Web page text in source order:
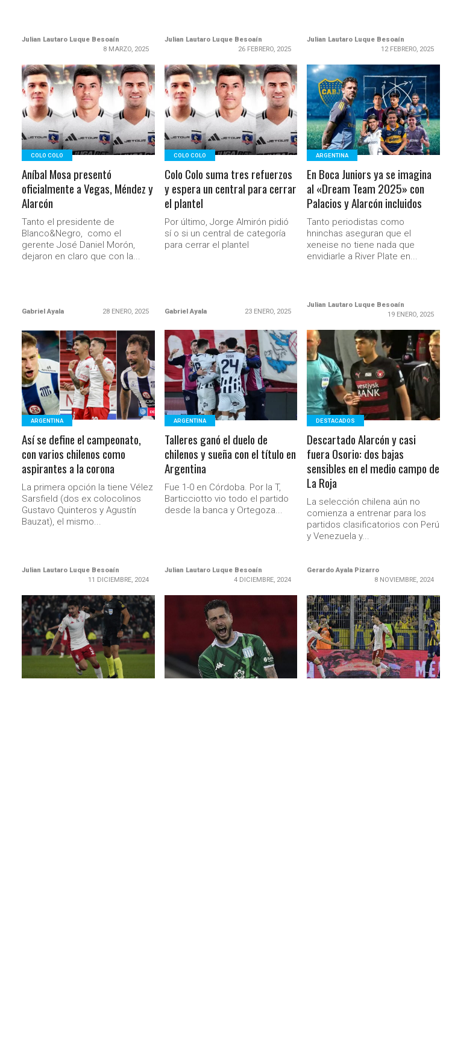
Julian Lautaro Luque Besoaín
8 MARZO, 2025
Julian Lautaro Luque Besoaín
26 FEBRERO, 2025
Julian Lautaro Luque Besoaín
12 FEBRERO, 2025
LEER MÁS
COLO COLO
Aníbal Mosa presentó
oficialmente a Vegas, Méndez y
Alarcón
Tanto el presidente de
Blanco&Negro, como el
gerente José Daniel Morón,
dejaron en claro que con la...
Gabriel Ayala 28 ENERO, 2025
LEER MÁS
COLO COLO
Colo Colo suma tres refuerzos
y espera un central para cerrar
el plantel
Por último, Jorge Almirón pidió
sí o si un central de categoría
para cerrar el plantel
Gabriel Ayala 23 ENERO, 2025
LEER MÁS
ARGENTINA
En Boca Juniors ya se imagina
al «Dream Team 2025» con
Palacios y Alarcón incluidos
Tanto periodistas como
hninchas aseguran que el
xeneise no tiene nada que
envidiarle a River Plate en...
Julian Lautaro Luque Besoaín
19 ENERO, 2025
LEER MÁS
ARGENTINA
Así se define el campeonato,
con varios chilenos como
aspirantes a la corona
La primera opción la tiene Vélez
Sarsfield (dos ex colocolinos
Gustavo Quinteros y Agustín
Bauzat), el mismo...
Julian Lautaro Luque Besoaín
11 DICIEMBRE, 2024
LEER MÁS
ARGENTINA
Talleres ganó el duelo de
chilenos y sueña con el título en
Argentina
Fue 1-0 en Córdoba. Por la T,
Barticciotto vio todo el partido
desde la banca y Ortegoza...
Julian Lautaro Luque Besoaín
4 DICIEMBRE, 2024
LEER MÁS
DESTACADOS
Descartado Alarcón y casi
fuera Osorio: dos bajas
sensibles en el medio campo de
La Roja
La selección chilena aún no
comienza a entrenar para los
partidos clasificatorios con Perú
y Venezuela y...
Gerardo Ayala Pizarro
8 NOVIEMBRE, 2024
LEER MÁS LEER MÁS LEER MÁS